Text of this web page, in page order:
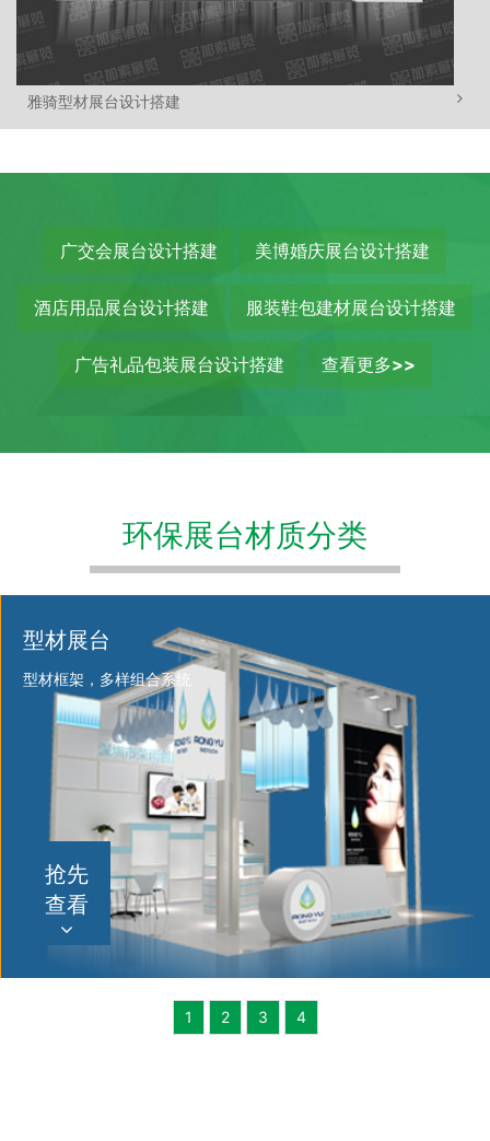
雅骑型材展台设计搭建
广交会展台设计搭建 美博婚庆展台设计搭建
酒店用品展台设计搭建 服装鞋包建材展台设计搭建
广告礼品包装展台设计搭建 查看更多>>
环保展台材质分类
型材展台
型材框架，多样组合系统
抢先
查看
1 2 3 4